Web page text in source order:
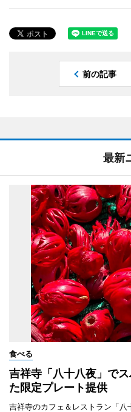
前の記事
最新
食べる
吉祥寺「八十八夜」で
た限定プレート提供
吉祥寺のカフェ＆レストラン「